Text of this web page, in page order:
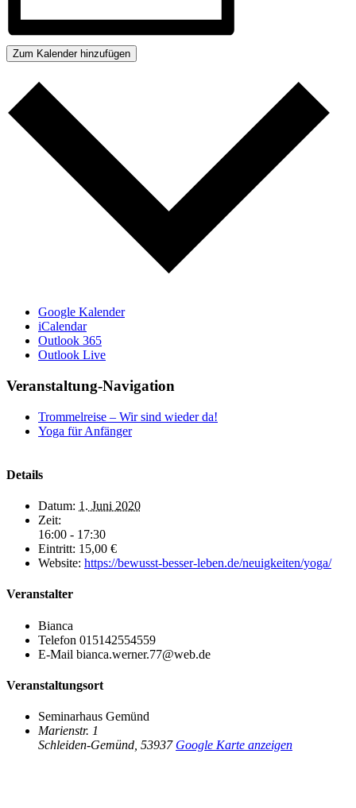
Zum Kalender hinzufügen
Google Kalender
iCalendar
Outlook 365
Outlook Live
Veranstaltung-Navigation
Trommelreise – Wir sind wieder da!
Yoga für Anfänger
Details
Datum: 1. Juni 2020
Zeit:
16:00 - 17:30
Eintritt: 15,00 €
Website: https://bewusst-besser-leben.de/neuigkeiten/yoga/
Veranstalter
Bianca
Telefon 015142554559
E-Mail bianca.werner.77@web.de
Veranstaltungsort
Seminarhaus Gemünd
Marienstr. 1
Schleiden-Gemünd 53937 Google Karte anzeigen